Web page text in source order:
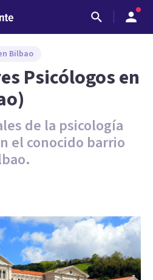
Bilbao
Psicólogos en
de la psicología
el conocido barrio